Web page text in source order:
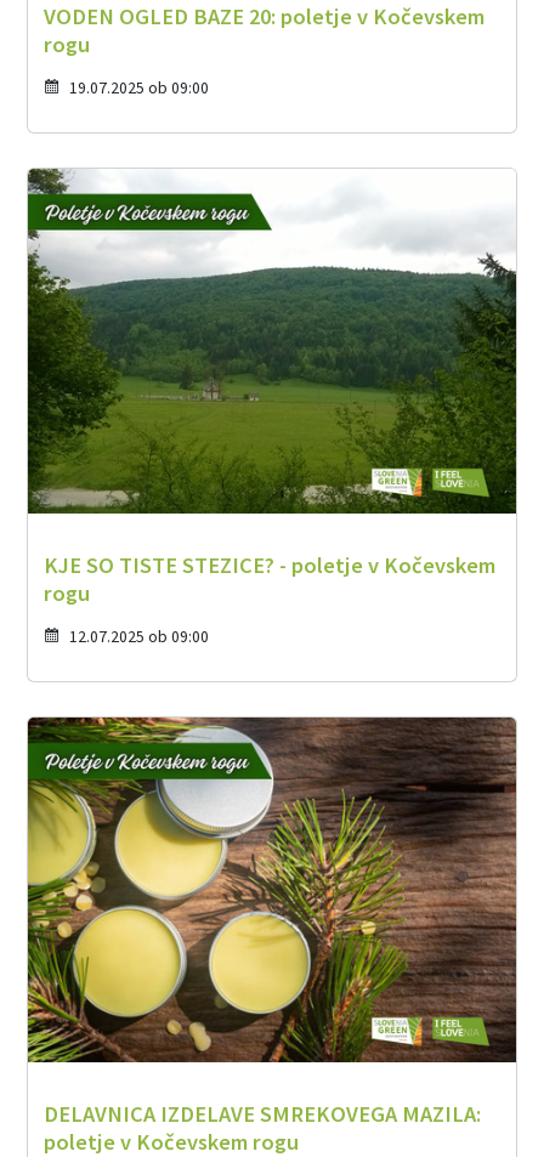
VODEN OGLED BAZE 20: poletje v Kočevskem
rogu
19.07.2025 ob 09:00
KJE SO TISTE STEZICE? - poletje v Kočevskem
rogu
12.07.2025 ob 09:00
DELAVNICA IZDELAVE SMREKOVEGA MAZILA:
poletje v Kočevskem rogu